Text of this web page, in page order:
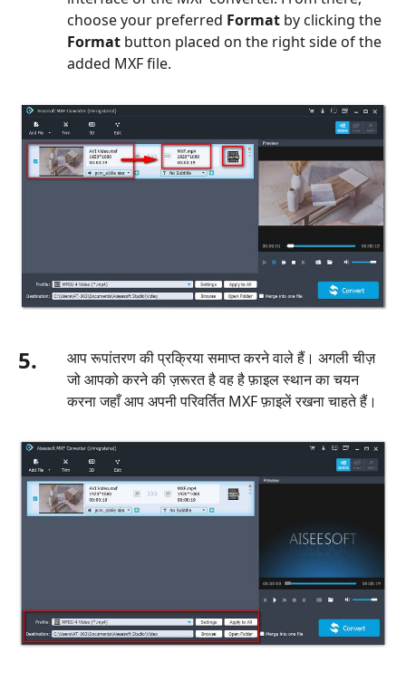
choose your preferred Format by clicking the
Format button placed on the right side of the
added MXF file.
5.
आप रूपांतरण की प्रक्रिया समाप्त करने वाले हैं। अगली चीज़
जो आपको करने की ज़रूरत है वह है फ़ाइल स्थान का चयन
करना जहाँ आप अपनी परिवर्तित MXF फ़ाइलें रखना चाहते हैं।